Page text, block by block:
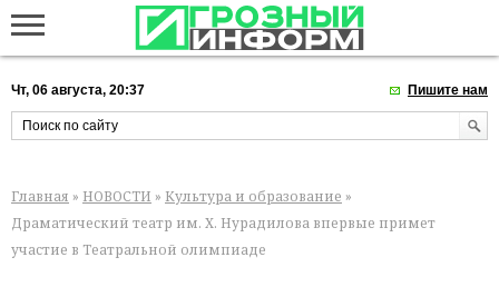
Чт, 06 августа, 20:37 Пишите нам
Главная » НОВОСТИ » Культура и образование »
Драматический театр им. Х. Нурадилова впервые примет
участие в Театральной олимпиаде